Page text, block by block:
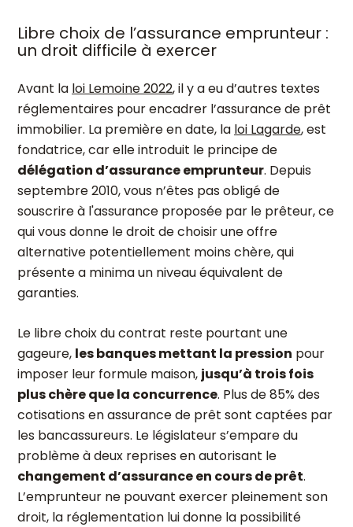
Libre choix de l’assurance emprunteur :
un droit difficile à exercer
Avant la loi Lemoine 2022, il y a eu d’autres textes
réglementaires pour encadrer l’assurance de prêt
immobilier. La première en date, la loi Lagarde, est
fondatrice, car elle introduit le principe de
délégation d’assurance emprunteur. Depuis
septembre 2010, vous n’êtes pas obligé de
souscrire à l'assurance proposée par le prêteur, ce
qui vous donne le droit de choisir une offre
alternative potentiellement moins chère, qui
présente a minima un niveau équivalent de
garanties.
Le libre choix du contrat reste pourtant une
gageure, les banques mettant la pression pour
imposer leur formule maison, jusqu’à trois fois
plus chère que la concurrence. Plus de 85% des
cotisations en assurance de prêt sont captées par
les bancassureurs. Le législateur s’empare du
problème à deux reprises en autorisant le
changement d’assurance en cours de prêt.
L’emprunteur ne pouvant exercer pleinement son
droit, la réglementation lui donne la possibilité